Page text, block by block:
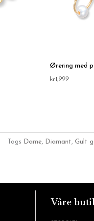
Ørering med
kr1,999
Tags Dame, Diamant, Gult
Våre